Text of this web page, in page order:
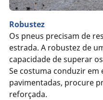
Robustez
Os pneus precisam de
estrada. A robustez de
capacidade de superar
Se costuma conduzir em
pavimentadas, procure
reforçada.